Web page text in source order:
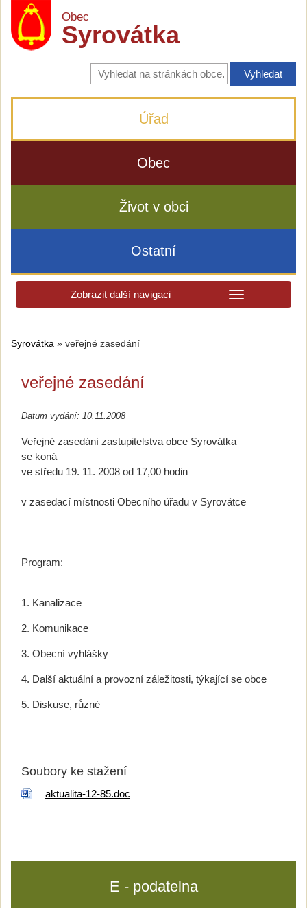
Obec
Syrovátka
Vyhledávání
na
stránkách
Úřad
Obec
Život v obci
Ostatní
Zobrazit další navigaci
Syrovátka » veřejné zasedání
veřejné zasedání
Datum vydání: 10.11.2008
Veřejné zasedání zastupitelstva obce Syrovátka
se koná
ve středu 19. 11. 2008 od 17,00 hodin
v zasedací místnosti Obecního úřadu v Syrovátce
Program:
1. Kanalizace
2. Komunikace
3. Obecní vyhlášky
4. Další aktuální a provozní záležitosti, týkající se obce
5. Diskuse, různé
Soubory ke stažení
aktualita-12-85.doc
E - podatelna